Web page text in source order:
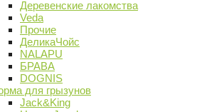
Деревенские лакомства
Veda
Прочие
ДеликаЧойс
NALAPU
БРАВА
DOGNIS
для грызунов
Jack&King